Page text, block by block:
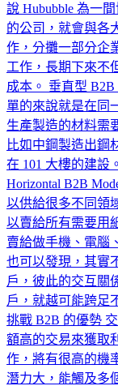
說 Hububble 為一
的公司，就會與各
作，分攤一部分企
工作，長期下來不
成本。 垂直型 B2B
單的來說就是在同
生產製造的材料需
比如中鋼製造出鋼
在 101 大樓的建設
Horizontal B2B
以供給很多不同領
以賣給所有需要用
賣給做手機、電腦
也可以發現，其實
戶，彼此的交互關
戶，就越可能跨足
挑戰 B2B 的優勢
額高的交易來獲取
作，將有很高的機
潛力大，能觸及多